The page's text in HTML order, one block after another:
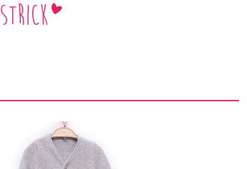
Strick